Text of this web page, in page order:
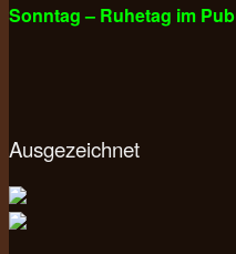
Sonntag – Ruhetag im Pub
Ausgezeichnet